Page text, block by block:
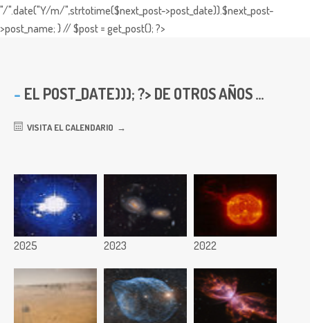
"/".date("Y/m/",strtotime($next_post->post_date)).$next_post-
>post_name; } // $post = get_post(); ?>
EL POST_DATE))); ?> DE OTROS AÑOS ...
VISITA EL CALENDARIO
2025 2023 2022